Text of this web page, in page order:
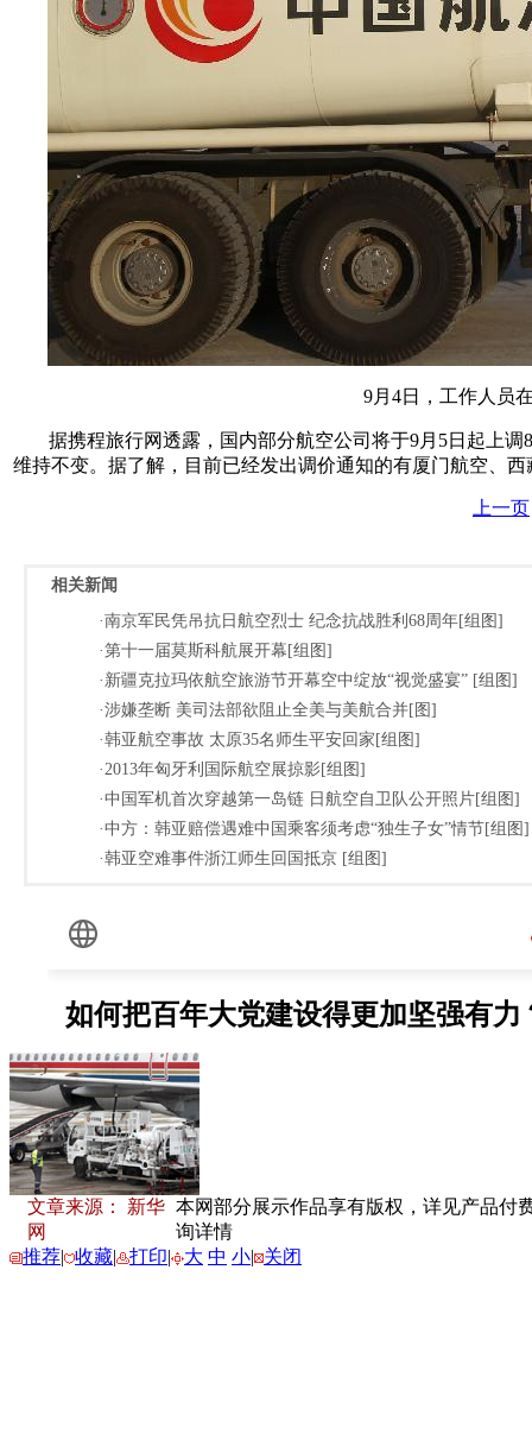
9月4日，工作人员在
据携程旅行网透露，国内部分航空公司将于9月5日起上
维持不变。据了解，目前已经发出调价通知的有厦门航空、
上一页
相关新闻
·南京军民凭吊抗日航空烈士 纪念抗战胜利68周年[组图]
·第十一届莫斯科航展开幕[组图]
·新疆克拉玛依航空旅游节开幕空中绽放“视觉盛宴” [组图]
·涉嫌垄断 美司法部欲阻止全美与美航合并[图]
·韩亚航空事故 太原35名师生平安回家[组图]
·2013年匈牙利国际航空展掠影[组图]
·中国军机首次穿越第一岛链 日航空自卫队公开照片[组图]
·中方：韩亚赔偿遇难中国乘客须考虑“独生子女”情节[组图]
·韩亚空难事件浙江师生回国抵京 [组图]
文章来源： 新华
网
本网部分展示作品享有版权，详见产品付
询详情
推荐| 收藏| 打印| 大 中 小| 关闭